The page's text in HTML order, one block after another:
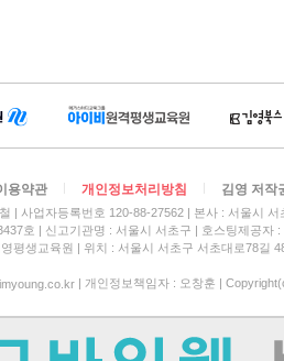
용약관 개인정보처리방침 김영 저작
사업자등록번호 120-88-27562
본사 : 서울시
호
신고기관명 : 서울시 서초구
호스팅제공자
평생교육원 | 위치 : 서울시 서초구 서초대로78길
| 개인정보책임자 : 오창훈 |